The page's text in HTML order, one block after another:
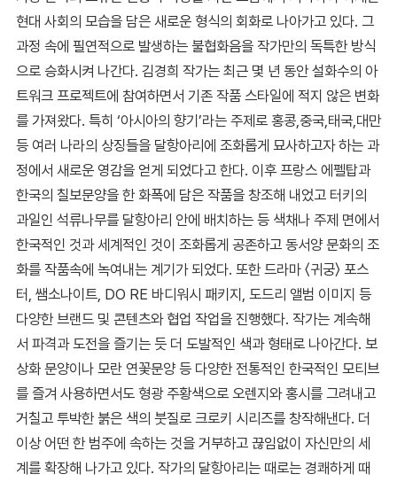
현대 사회의 모습을 담은 새로운 형식의 회화로 나아가고 있다. 그
과정 속에 필연적으로 발생하는 불협화음을 작가만의 독특한 방식
으로 승화시켜 나간다. 김경희 작가는 최근 몇 년 동안 설화수의 아
트워크 프로젝트에 참여하면서 기존 작품 스타일에 적지 않은 변화
를 가져왔다. 특히 ‘아시아의 향기’라는 주제로 홍콩,중국,태국,대만
등 여러 나라의 상징들을 달항아리에 조화롭게 묘사하고자 하는 과
정에서 새로운 영감을 얻게 되었다고 한다. 이후 프랑스 에펠탑과
한국의 칠보문양을 한 화폭에 담은 작품을 창조해 내었고 터키의
과일인 석류나무를 달항아리 안에 배치하는 등 색채나 주제 면에서
한국적인 것과 세계적인 것이 조화롭게 공존하고 동서양 문화의 조
화를 작품속에 녹여내는 계기가 되었다. 또한 드라마 〈귀궁〉 포스
터, 쌤소나이트, DO RE 바디워시 패키지, 도드리 앨범 이미지 등
다양한 브랜드 및 콘텐츠와 협업 작업을 진행했다. 작가는 계속해
서 파격과 도전을 즐기는 듯 더 도발적인 색과 형태로 나아간다. 보
상화 문양이나 모란 연꽃문양 등 다양한 전통적인 한국적인 모티브
를 즐겨 사용하면서도 형광 주황색으로 오렌지와 홍시를 그려내고
거칠고 투박한 붉은 색의 붓질로 크로키 시리즈를 창작해낸다. 더
이상 어떤 한 범주에 속하는 것을 거부하고 끊임없이 자신만의 세
계를 확장해 나가고 있다. 작가의 달항아리는 때로는 경쾌하게 때